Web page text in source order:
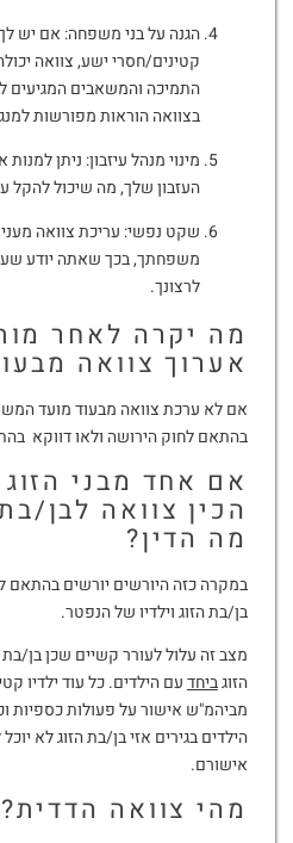
הגנה על בני משפחה: אם יש
קטינים/חסרי ישע, צוואה
התמיכה והמשאבים המגיעים
בצוואה הוראות מפורשות
מינוי מנהל עיזבון: ניתן
העזבון שלך, מה שיכול
שקט נפשי: עריכת צוואה
משפחתך, בכך שאתה יודע
לרצונך.
מה יקרה לאחר
אערוך צוואה
אם לא ערכת צוואה מבעוד מועד
בהתאם לחוק הירושה ולאו דווקא
אם אחד מבני
הכין צוואה לבן/בת
מה הדין?
במקרה כזה היורשים יורשים בהתאם
בן/בת הזוג וילדיו של הנפטר.
מצב זה עלול לעורר קשיים שכן בן/בת
הזוגביחדעם הילדים. כל עוד ילדיו
מביהמ"ש אישור על פעולות כספיות
הילדים בגירים אזי בן/בת הזוג לא
אישורם.
מהי צוואה הדדית?